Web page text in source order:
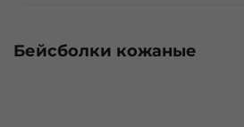
Бейсболки кожаные